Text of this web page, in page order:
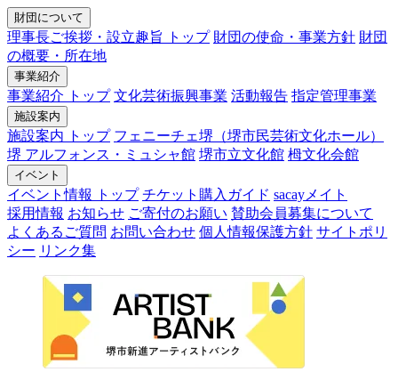
財団について
理事長ご挨拶・設立趣旨 トップ 財団の使命・事業方針 財団
の概要・所在地
事業紹介
事業紹介 トップ 文化芸術振興事業 活動報告 指定管理事業
施設案内
施設案内 トップ フェニーチェ堺（堺市民芸術文化ホール）
堺 アルフォンス・ミュシャ館 堺市立文化館 栂文化会館
イベント
イベント情報 トップ チケット購入ガイド sacayメイト
採用情報 お知らせ ご寄付のお願い 賛助会員募集について
よくあるご質問 お問い合わせ 個人情報保護方針 サイトポリ
シー リンク集